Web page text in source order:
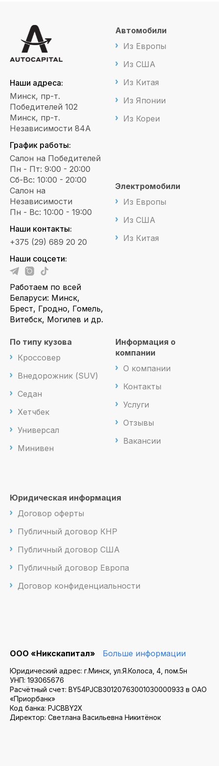
Наши адреса:
Минск, пр-т.
Победителей 102
Минск, пр-т.
Независимости 84А
График работы:
Салон на Победителей
Пн - Пт: 9:00 - 20:00
Сб-Вс: 10:00 - 20:00
Салон на
Независимости
Пн - Вс: 10:00 - 19:00
Наши контакты:
+375 (29) 689 20 20
Наши соцсети:
Работаем по всей
Беларуси: Минск,
Брест, Гродно, Гомель,
Витебск, Могилев и др.
Автомобили
Из Европы
Из США
Из Китая
Из Японии
Из Кореи
Электромобили
Из Европы
Из США
Из Китая
По типу кузова
Кроссовер
Внедорожник (SUV)
Седан
Хетчбек
Универсал
Минивен
Информация о
компании
О компании
Контакты
Услуги
Отзывы
Вакансии
Юридическая информация
Договор оферты
Публичный договор КНР
Публичный договор США
Публичный договор Европа
Договор конфиденциальности
ООО «Никскапитал» Больше информации
Юридический адрес: г.Минск, ул.Я.Колоса, 4, пом.5н
УНП: 193065676
Расчётный счет: BY54PJCB30120763001030000933 в ОАО
«Приорбанк»
Код банка: PJCBBY2X
Директор: Светлана Васильевна Никитёнок